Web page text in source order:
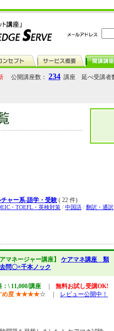
公開講座数： 234 講座 延べ受講者
チャー系-語学・受験 ( 22 件)
・TOEFL・英検対策 / 中国語 / 翻訳・通訳
アマネージャー講座】 ケアマネ講座 類
問〇×千本ノック
\ 11,000/講座
無料お試し受講OK!
め度 ★★★★☆ レビュー公開中！